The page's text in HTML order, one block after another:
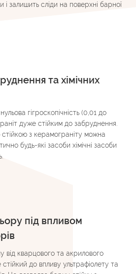
залишить сліди на поверхні барної
та хімічних
гігроскопічність (0,01 до
дуже стійким до забруднення.
з керамограніту можна
будь-які засоби хімічні засоби
під впливом
від кварцового та акрилового
до впливу ультрафіолету та